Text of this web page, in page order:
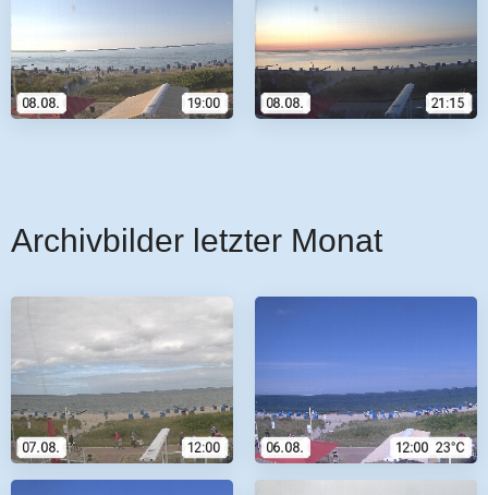
Archivbilder letzter Monat